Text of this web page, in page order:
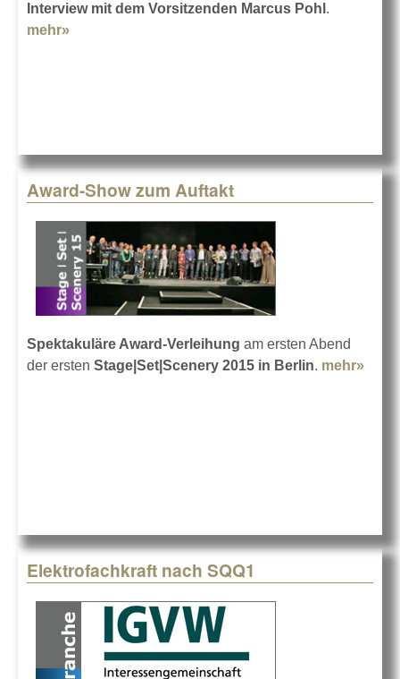
Interview mit dem Vorsitzenden Marcus Pohl .
mehr»
Award-Show zum Auftakt
Spektakuläre Award-Verleihung am ersten Abend
der ersten Stage|Set|Scenery 2015 in Berlin. mehr»
Elektrofachkraft nach SQQ1